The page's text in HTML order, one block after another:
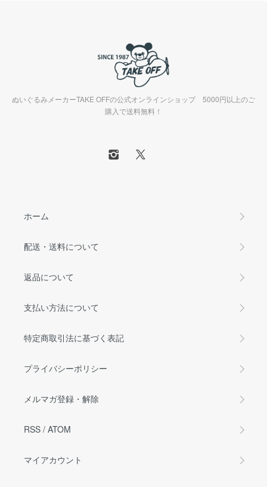
ぬいぐるみメーカーTAKE OFFの公式オンラインショップ 5000円以上のご
購入で送料無料！
ホーム
配送・送料について
返品について
支払い方法について
特定商取引法に基づく表記
プライバシーポリシー
メルマガ登録・解除
RSS / ATOM
マイアカウント